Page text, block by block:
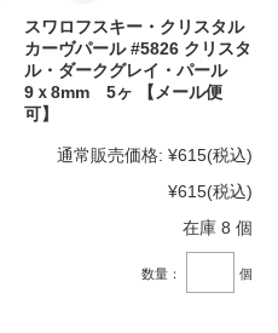
スワロフスキー・クリスタル
カーヴパール #5826 クリスタ
ル・ダークグレイ・パール
9ｘ8mm 5ヶ 【メール便
可】
通常販売価格: ¥615(税込)
¥615(税込)
在庫 8 個
数量： 個